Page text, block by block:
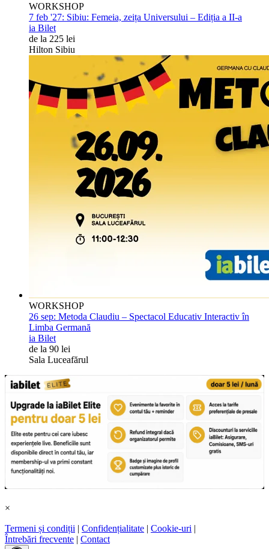
WORKSHOP
7 feb '27: Sibiu: Femeia, zeița Universului – Ediția a II-a
ia Bilet
de la 225 lei
Hilton Sibiu
WORKSHOP
26 sep: Metoda Claudiu – Spectacol Educativ Interactiv în
Limba Germană
ia Bilet
de la 90 lei
Sala Luceafărul
×
Termeni și condiții | Confidențialitate | Cookie-uri |
Întrebări frecvente | Contact